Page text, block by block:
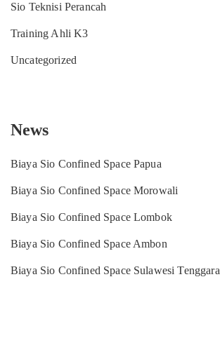
Sio Teknisi Perancah
Training Ahli K3
Uncategorized
News
Biaya Sio Confined Space Papua
Biaya Sio Confined Space Morowali
Biaya Sio Confined Space Lombok
Biaya Sio Confined Space Ambon
Biaya Sio Confined Space Sulawesi Tenggara